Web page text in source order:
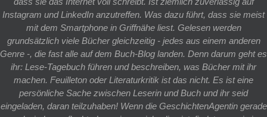
Instagram und LinkedIn anzutreffen. Was dazu führt, dass sie meist
mit dem Smartphone in Griffnähe liest. Gelesen werden
grundsätzlich viele Bücher gleichzeitig - jedes aus einem anderen
Genre -, die fast alle auf dem Buch-Blog landen. Denn darum geht es
ihr: Lese-Tagebuch führen und beschreiben, was Bücher mit ihr
machen. Feuilleton oder Literaturkritik ist das nicht. Es ist eine
persönliche Sache zwischen Leserin und Buch und ihr seid
eingeladen, daran teilzuhaben! Wenn die GeschichtenAgentin gerade